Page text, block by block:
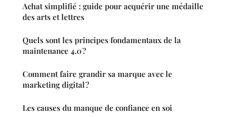
Achat simplifié : guide pour acquérir une médaille
des arts et lettres
Quels sont les principes fondamentaux de la
maintenance 4.0 ?
Comment faire grandir sa marque avec le
marketing digital ?
Les causes du manque de confiance en soi